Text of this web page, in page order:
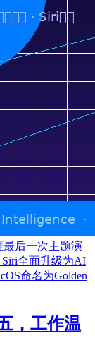
最后一次主题演
Siri全面升级为AI
命名为Golden
，工作温